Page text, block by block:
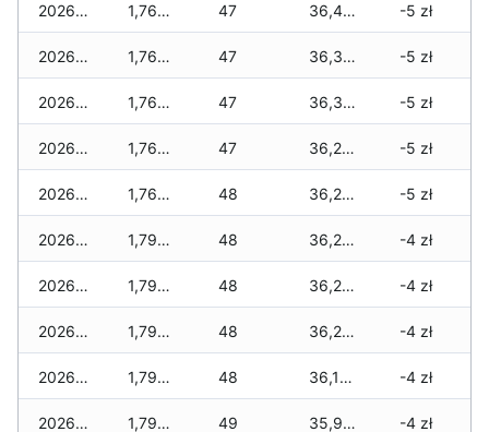
2026-02-23 1,760 zł 47 36,420 zł -5 zł
2026-02-22 1,760 zł 47 36,350 zł -5 zł
2026-02-21 1,760 zł 47 36,340 zł -5 zł
2026-02-20 1,760 zł 47 36,295 zł -5 zł
2026-02-19 1,760 zł 48 36,295 zł -5 zł
2026-02-18 1,795 zł 48 36,270 zł -4 zł
2026-02-17 1,795 zł 48 36,260 zł -4 zł
2026-02-16 1,795 zł 48 36,225 zł -4 zł
2026-02-15 1,795 zł 48 36,175 zł -4 zł
2026-02-14 1,795 zł 49 35,925 zł -4 zł